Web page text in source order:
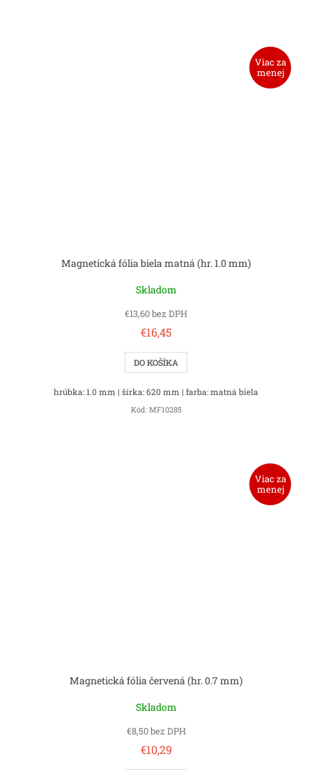
Viac za
menej
Magnetická fólia biela matná (hr. 1.0 mm)
Skladom
€13,60 bez DPH
€16,45
DO KOŠÍKA
hrúbka: 1.0 mm | šírka: 620 mm | farba: matná biela
Kód: MF10285
Viac za
menej
Magnetická fólia červená (hr. 0.7 mm)
Skladom
€8,50 bez DPH
€10,29